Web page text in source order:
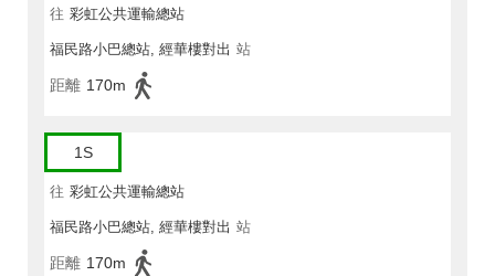
往 彩虹公共運輸總站
福民路小巴總站, 經華樓對出 站
距離 170m
1S
往 彩虹公共運輸總站
福民路小巴總站, 經華樓對出 站
距離 170m